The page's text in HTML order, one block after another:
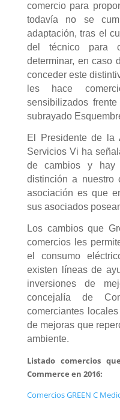
comercio para
todavía no se
adaptación, tras el
del técnico para
determinar, en caso
conceder este
les hace
sensibilizados
subrayado
El Presidente de la
Servicios Vi ha
de cambios y hay
distinción a nuestro
asociación es que
sus asociados
Los cambios que
comercios les
el consumo
existen líneas de
inversiones de
concejalía de
comerciantes
de mejoras que
ambiente.
Listado comercios
Commerce en 2016:
Comercios GREEN C